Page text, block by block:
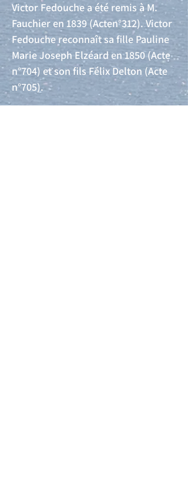
Victor Fedouche a été remis à M.
Fauchier en 1839 (Acten°312). Victor
Fedouche reconnaît sa fille Pauline
Marie Joseph Elzéard en 1850 (Acte
n°704) et son fils Félix Delton (Acte
n°705).